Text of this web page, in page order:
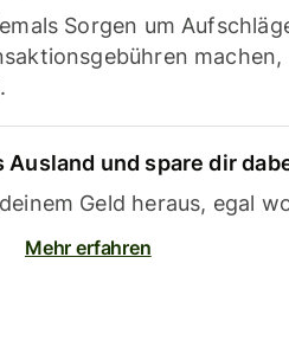
Sorgen um
Ausland und spare dir
Geld heraus, egal
Mehr erfahren